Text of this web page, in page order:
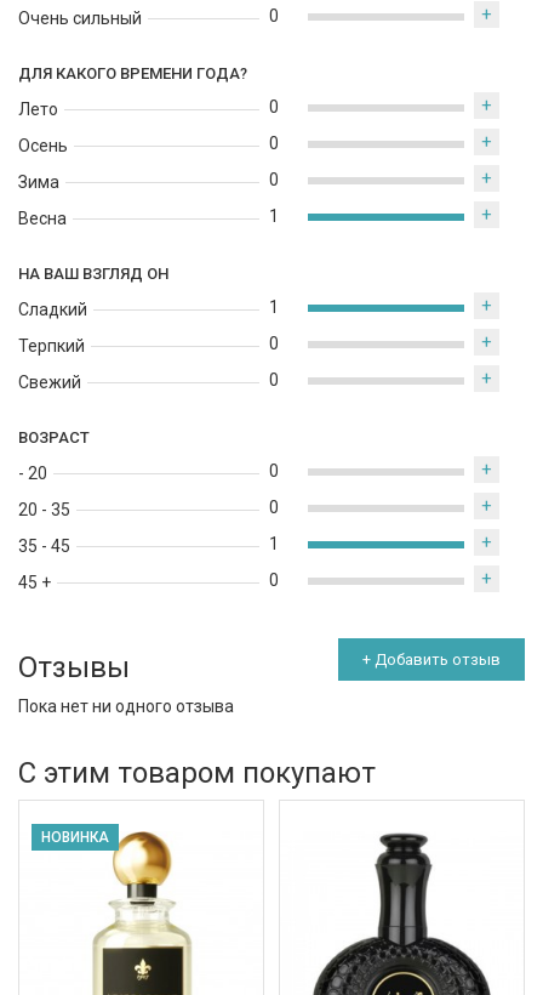
Очень сильный 0 +
ДЛЯ КАКОГО ВРЕМЕНИ ГОДА?
Лето
Осень
Зима
Весна
0 +
0 +
0 +
1 +
НА ВАШ ВЗГЛЯД ОН
Сладкий
Терпкий
Свежий
1 +
0 +
0 +
ВОЗРАСТ
- 20
20 - 35
35 - 45
45 +
0 +
0 +
1 +
0 +
Отзывы + Добавить отзыв
Пока нет ни одного отзыва
С этим товаром покупают
НОВИНКА